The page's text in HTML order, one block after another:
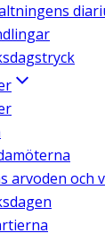
arvoden och